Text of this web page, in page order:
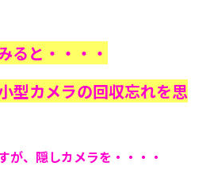
ると・・・・
型カメラの回収忘れを思
が、隠しカメラを・・・・